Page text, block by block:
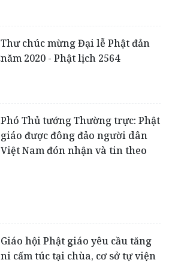
Thư chúc mừng Đại lễ Phật đản
năm 2020 - Phật lịch 2564
Phó Thủ tướng Thường trực: Phật
giáo được đông đảo người dân
Việt Nam đón nhận và tin theo
Giáo hội Phật giáo yêu cầu tăng
ni cấm túc tại chùa, cơ sở tự viện